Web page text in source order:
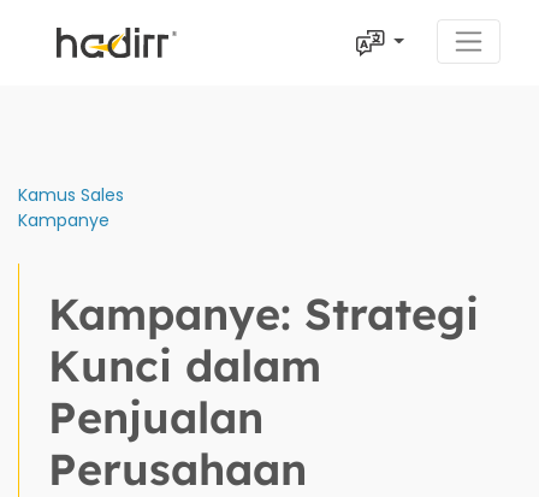
Kamus Sales
Kampanye
Kampanye: Strategi
Kunci dalam
Penjualan
Perusahaan